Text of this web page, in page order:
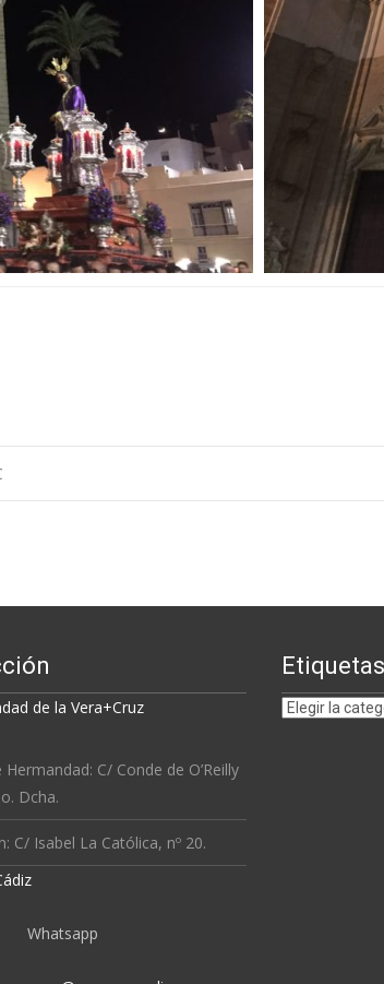
de la Vera+Cruz
Hermandad: C/ Conde de O’Reilly
Dcha.
C/ Isabel La Católica, nº 20.
Whatsapp
Etiquetas
Etiquetas